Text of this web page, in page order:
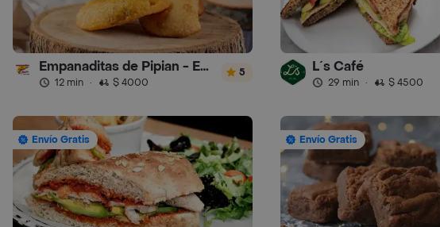
Empanaditas de Pipian - Empanadas
12 min · $ 4000
5 L´s Café
29 min · $ 4500
Envío Gratis Envío Gratis